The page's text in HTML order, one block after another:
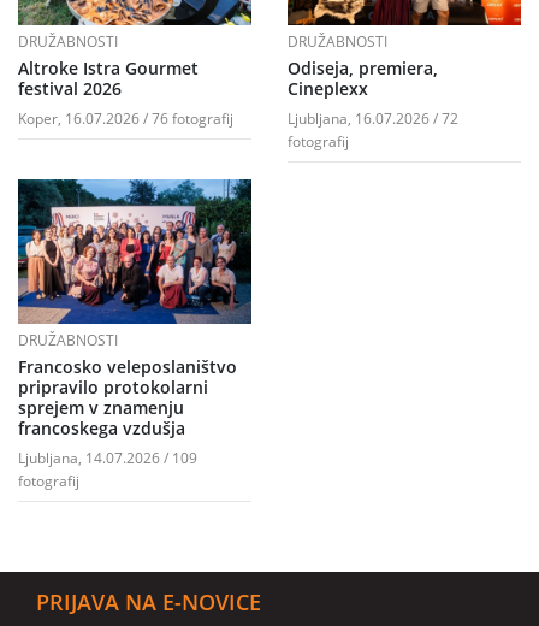
DRUŽABNOSTI
Altroke Istra Gourmet
festival 2026
Koper, 16.07.2026 / 76 fotografij
DRUŽABNOSTI
Odiseja, premiera,
Cineplexx
Ljubljana, 16.07.2026 / 72
fotografij
DRUŽABNOSTI
Francosko veleposlaništvo
pripravilo protokolarni
sprejem v znamenju
francoskega vzdušja
Ljubljana, 14.07.2026 / 109
fotografij
PRIJAVA NA E-NOVICE